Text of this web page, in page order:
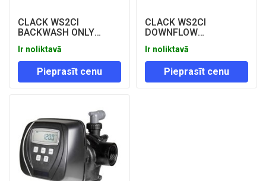
CLACK WS2CI
BACKWASH ONLY
CONTROL VALVE ONLY)
Ir noliktavā
Pieprasīt cenu
CLACK WS2CI
DOWNFLOW
CONTROL VALVES
(LESS METER)
Ir noliktavā
Pieprasīt cenu